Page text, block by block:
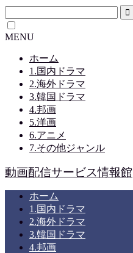
MENU
ホーム
1.国内ドラマ
2.海外ドラマ
3.韓国ドラマ
4.邦画
5.洋画
6.アニメ
7.その他ジャンル
動画配信サービス情報館
ホーム
1.国内ドラマ
2.海外ドラマ
3.韓国ドラマ
4.邦画